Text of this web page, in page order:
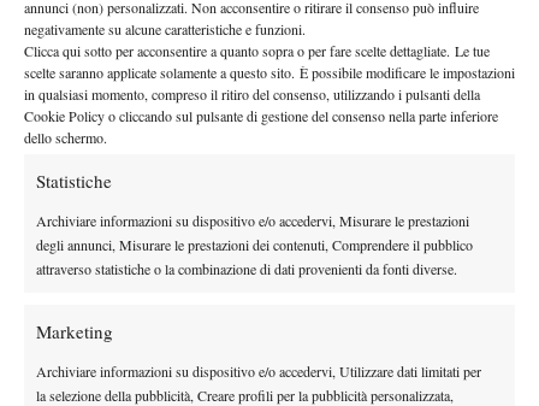
annunci (non) personalizzati. Non acconsentire o ritirare il consenso può influire
negativamente su alcune caratteristiche e funzioni.
Clicca qui sotto per acconsentire a quanto sopra o per fare scelte dettagliate. Le tue
scelte saranno applicate solamente a questo sito. È possibile modificare le impostazioni
in qualsiasi momento, compreso il ritiro del consenso, utilizzando i pulsanti della
Cookie Policy o cliccando sul pulsante di gestione del consenso nella parte inferiore
dello schermo.
Statistiche
Archiviare informazioni su dispositivo e/o accedervi, Misurare le prestazioni
degli annunci, Misurare le prestazioni dei contenuti, Comprendere il pubblico
attraverso statistiche o la combinazione di dati provenienti da fonti diverse.
Marketing
Archiviare informazioni su dispositivo e/o accedervi, Utilizzare dati limitati per
la selezione della pubblicità, Creare profili per la pubblicità personalizzata,
palermitano in questa lunga intervista che trovate in video alla
fine di questo articolo: “Mi piace che si possa parlare di me
anche se ovviamente non devo pensarci troppo. In questo
momento storico ci sono tantissimi giocatori italiani prima di me
e il fatto che le maggiori attenzioni siano rivolte a loro oltre che
giusto è una cosa che può aiutarmi. In vista del 2026 che
sul dritto e sul servizio“.
Cookie Policy